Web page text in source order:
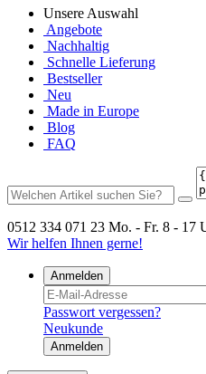
Unsere Auswahl
Angebote
Nachhaltig
Schnelle Lieferung
Bestseller
Neu
Made in Europe
Blog
FAQ
0512 334 071 23 Mo. - Fr. 8 - 17
Wir helfen Ihnen gerne!
Anmelden
Passwort vergessen?
Neukunde
Anmelden